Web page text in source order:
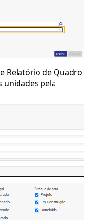
Relatório de Quadro
unidades pela